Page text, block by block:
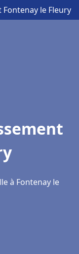
le Fleury
à Fontenay le